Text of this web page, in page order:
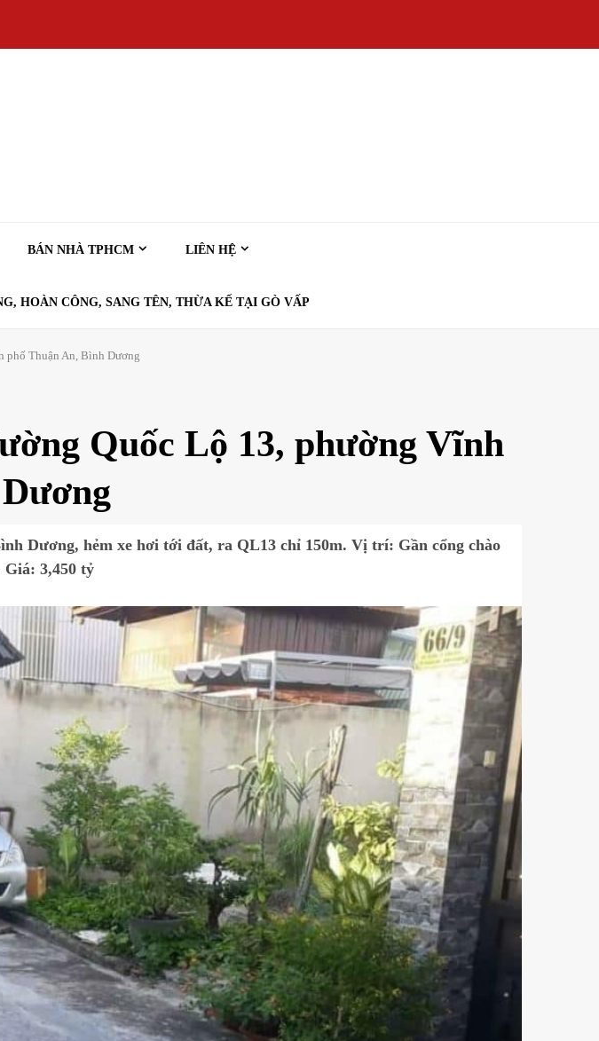
BÁN NHÀ TPHCM LIÊN HỆ
HOÀN CÔNG, SANG TÊN, THỪA KẾ TẠI GÒ VẤP
phố Thuận An, Bình Dương
Quốc Lộ 13, phường Vĩnh
Dương, hẻm xe hơi tới đất, ra QL13 chỉ 150m. Vị trí: Gần cổng chào
Giá: 3,450 tỷ